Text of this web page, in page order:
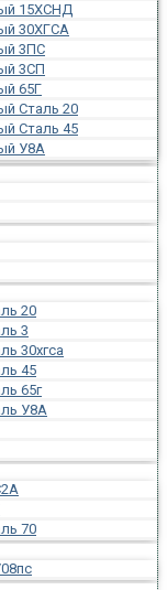
15ХСНД
30ХГСА
3ПС
3СП
65Г
Сталь 20
Сталь 45
У8А
20
3
30хгса
45
65г
У8А
70